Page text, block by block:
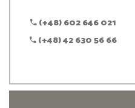
(+48) 602 646 021
(+48) 42 630 56 66